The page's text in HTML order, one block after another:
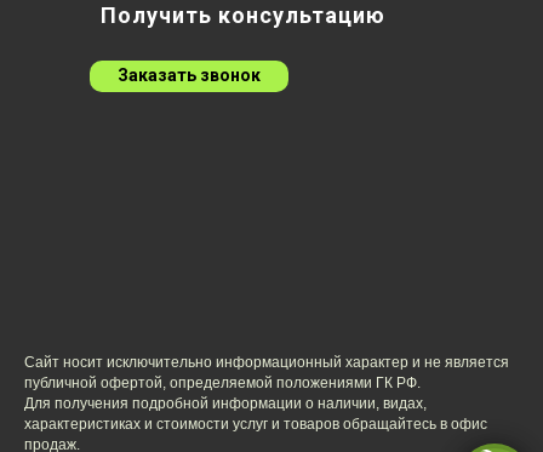
Получить консультацию
Заказать звонок
Сайт носит исключительно информационный характер и не является
публичной офертой, определяемой положениями ГК РФ.
Для получения подробной информации о наличии, видах,
характеристиках и стоимости услуг и товаров обращайтесь в офис
продаж.